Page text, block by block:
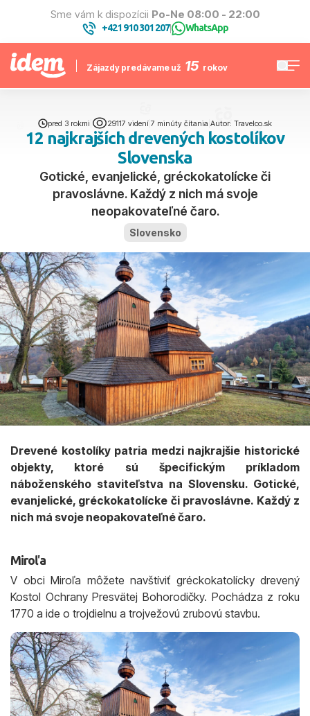
Sme vám k dispozícii Po-Ne 08:00 - 22:00
+421 910 301 207| WhatsApp
Zájazdy predávame už 15 rokov
pred 3 rokmi 29117 videní|7 minúty čítania Autor: Travelco.sk
12 najkrajších drevených kostolíkov
Slovenska
Gotické, evanjelické, gréckokatolícke či
pravoslávne. Každý z nich má svoje
neopakovateľné čaro.
Slovensko
Drevené kostolíky patria medzi najkrajšie historické
objekty, ktoré sú špecifickým príkladom
náboženského staviteľstva na Slovensku. Gotické,
evanjelické, gréckokatolícke či pravoslávne. Každý z
nich má svoje neopakovateľné čaro.
Miroľa
V obci Miroľa môžete navštíviť gréckokatolícky drevený
Kostol Ochrany Presvätej Bohorodičky. Pochádza z roku
1770 a ide o trojdielnu a trojvežovú zrubovú stavbu.